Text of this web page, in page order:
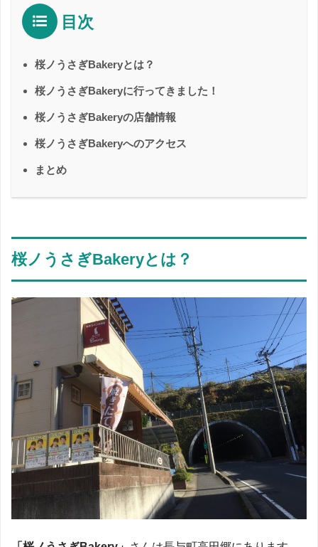
目次
桜ノうさぎBakeryとは？
桜ノうさぎBakeryに行ってきました！
桜ノうさぎBakeryの店舗情報
桜ノうさぎBakeryへのアクセス
まとめ
桜ノうさぎBakeryとは？